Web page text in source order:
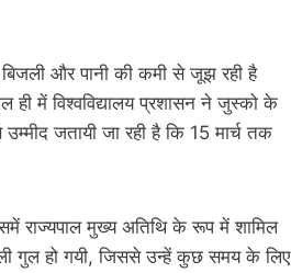
बिजली और पानी की कमी से जूझ रही है
ही में विश्वविद्यालय प्रशासन ने जुस्को के
जतायी जा रही है कि 15 मार्च तक
राज्यपाल मुख्य अतिथि के रूप में शामिल
गुल हो गयी, जिससे उन्हें कुछ समय के लिए